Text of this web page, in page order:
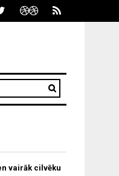
vairāk cilvēku